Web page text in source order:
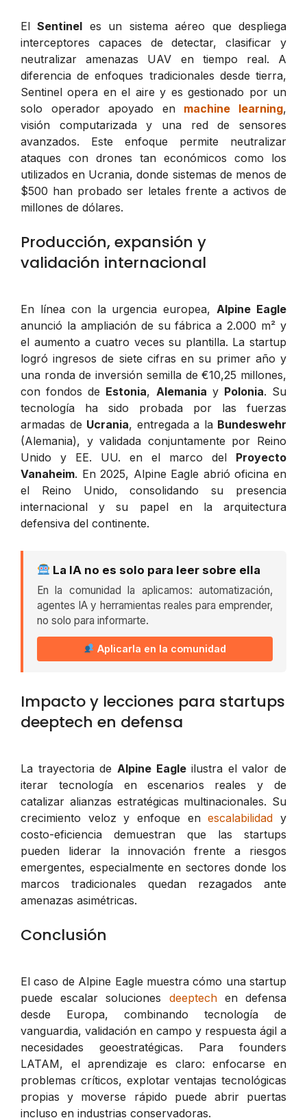
ElSentinel es un sistema aéreo que despliega
interceptores capaces de detectar, clasificar y
neutralizar amenazas UAV en tiempo real. A
diferencia de enfoques tradicionales desde tierra,
Sentinel opera en el aire y es gestionado por un
solo operador apoyado en machine learning,
visión computarizada y una red de sensores
avanzados. Este enfoque permite neutralizar
ataques con drones tan económicos como los
utilizados en Ucrania, donde sistemas de menos de
$500 han probado ser letales frente a activos de
millones de dólares.
Producción, expansión y
validación internacional
En línea con la urgencia europea, Alpine Eagle
anunció la ampliación de su fábrica a 2.000 m² y
el aumento a cuatro veces su plantilla. La startup
logró ingresos de siete cifras en su primer año y
una ronda de inversión semilla de €10,25 millones,
con fondos de Estonia, Alemania y Polonia. Su
tecnología ha sido probada por las fuerzas
armadas de Ucrania, entregada a la Bundeswehr
(Alemania), y validada conjuntamente por Reino
Unido y EE. UU. en el marco del Proyecto
Vanaheim. En 2025, Alpine Eagle abrió oficina en
el Reino Unido, consolidando su presencia
internacional y su papel en la arquitectura
defensiva del continente.
La IA no es solo para leer sobre ella
En la comunidad la aplicamos: automatización,
agentes IA y herramientas reales para emprender,
no solo para informarte.
Aplicarla en la comunidad
Impacto y lecciones para startups
deeptech en defensa
La trayectoria de Alpine Eagleilustra el valor de
iterar tecnología en escenarios reales y de
catalizar alianzas estratégicas multinacionales. Su
crecimiento veloz y enfoque enescalabilidad y
costo-eficiencia demuestran que las startups
pueden liderar la innovación frente a riesgos
emergentes, especialmente en sectores donde los
marcos tradicionales quedan rezagados ante
amenazas asimétricas.
Conclusión
El caso de Alpine Eagle muestra cómo una startup
puede escalar soluciones deeptechen defensa
desde Europa, combinando tecnología de
vanguardia, validación en campo y respuesta ágil a
necesidades geoestratégicas. Para founders
LATAM, el aprendizaje es claro: enfocarse en
problemas críticos, explotar ventajas tecnológicas
propias y moverse rápido puede abrir puertas
incluso en industrias conservadoras.